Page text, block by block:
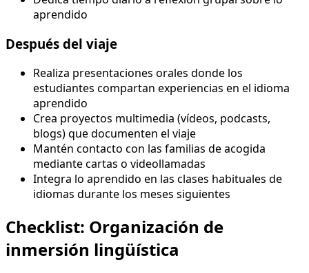
aprendido
Después del viaje
Realiza presentaciones orales donde los
estudiantes compartan experiencias en el idioma
aprendido
Crea proyectos multimedia (vídeos, podcasts,
blogs) que documenten el viaje
Mantén contacto con las familias de acogida
mediante cartas o videollamadas
Integra lo aprendido en las clases habituales de
idiomas durante los meses siguientes
Checklist: Organización de
inmersión lingüística